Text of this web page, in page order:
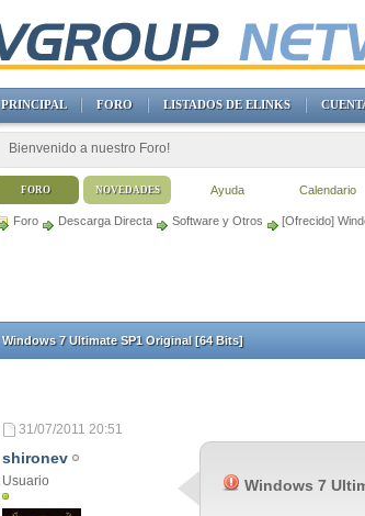
Foro Descarga Directa Software y Otros [Ofrecido]
Windows 7 Ultimate SP1 Original [64 Bits]
31/07/2011 20:51
shironev
Usuario Windows 7
PRINCIPAL FORO LISTADOS DE ELINKS
Bienvenido a nuestro Foro!
FORO Ayuda Calendario
NOVEDADES